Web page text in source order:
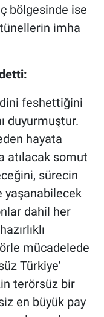
bölgesinde ise
imha
feshettiğini
duyurmuştur.
hayata
atılacak somut
sürecin
yaşanabilecek
dahil her
mücadelede
Türkiye'
terörsüz bir
en büyük pay